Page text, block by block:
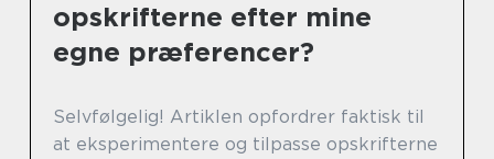
opskrifterne efter mine
egne præferencer?
Selvfølgelig! Artiklen opfordrer faktisk til
at eksperimentere og tilpasse opskrifterne